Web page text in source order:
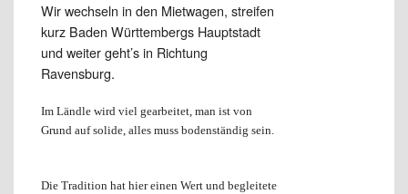
Wir wechseln in den Mietwagen, streifen
kurz Baden Württembergs Hauptstadt
und weiter geht’s in Richtung
Ravensburg.
Im Ländle wird viel gearbeitet, man ist von
Grund auf solide, alles muss bodenständig sein.
Die Tradition hat hier einen Wert und begleitete